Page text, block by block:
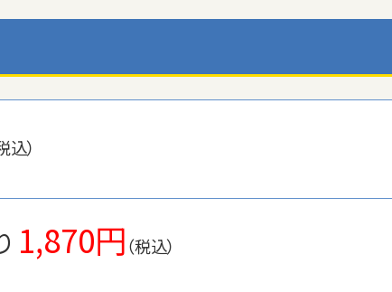
込）
1,870円（税込）